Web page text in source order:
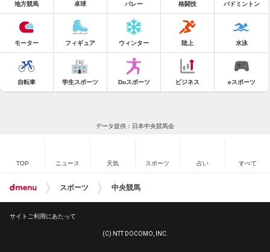
地方競馬 卓球 バレー 格闘技 バドミントン
モーター フィギュア ウィンター 陸上 水泳
自転車 学生スポーツ Doスポーツ ビジネス eスポーツ
データ提供：日本中央競馬会
TOP ニュース 天気 スポーツ 占い すべて
スポーツ 中央競馬
サイトご利用にあたって
(C) NTT DOCOMO, INC.